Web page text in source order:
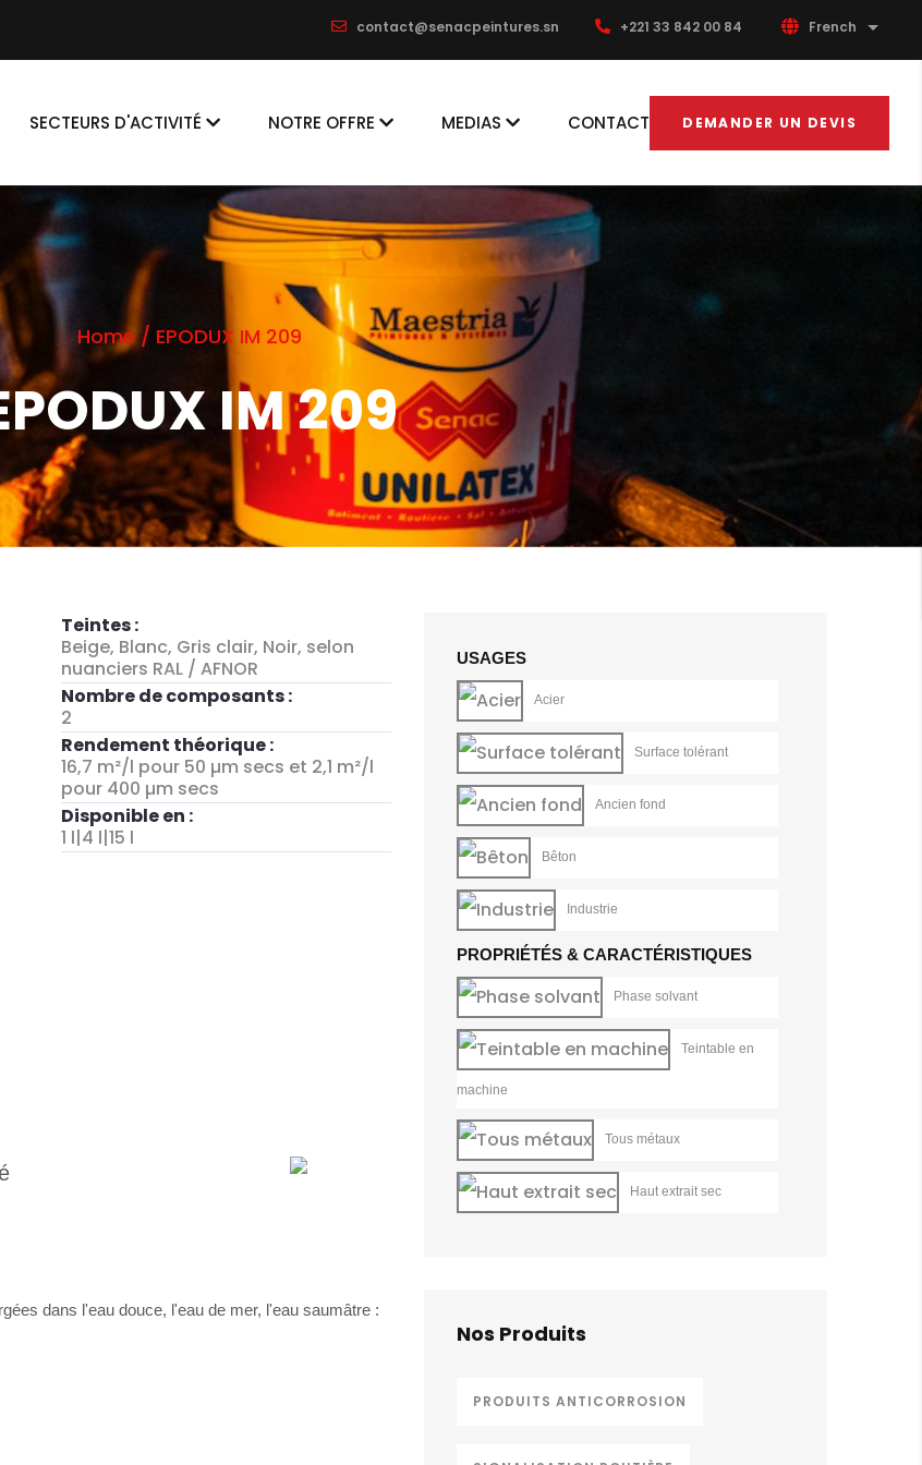
contact@senacpeintures.sn +221 33 842 00 84 French List
SECTEURS D'ACTIVITÉ NOTRE OFFRE MEDIAS CONTACT DEMANDER UN DEVIS
Home / EPODUX IM 209
IM 209
Teintes :
Beige, Blanc, Gris clair, Noir, selon
nuanciers RAL / AFNOR
Nombre de composants :
2
Rendement théorique :
16,7 m²/l pour 50 µm secs et 2,1 m²/l
pour 400 µm secs
Disponible en :
1 l|4 l|15 l
dans l'eau douce, l'eau de mer, l'eau saumâtre :
USAGES
Acier
Surface tolérant
Ancien fond
Bêton
Industrie
PROPRIÉTÉS & CARACTÉRISTIQUES
Phase solvant
Teintable en
machine
Tous métaux
Haut extrait sec
Nos Produits
PRODUITS ANTICORROSION